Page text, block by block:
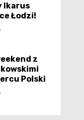
Ikarus
Łodzi!
z
Polski